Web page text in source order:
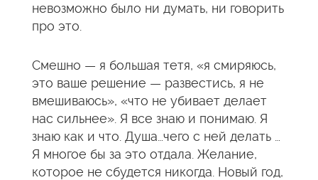
невозможно было ни думать, ни говорить
про это.
Смешно — я большая тетя, «я смиряюсь,
это ваше решение — развестись, я не
вмешиваюсь», «что не убивает делает
нас сильнее». Я все знаю и понимаю. Я
знаю как и что. Душа…чего с ней делать …
Я многое бы за это отдала. Желание,
которое не сбудется никогда. Новый год,